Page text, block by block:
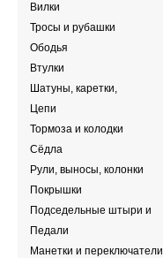
Вилки
Тросы и рубашки
Ободья
Втулки
Шатуны, каретки,
передние звезды
Цепи
Тормоза и колодки
Сёдла
Рули, выносы, колонки
Покрышки
Подседельные штыри и
хомуты
Педали
Манетки и переключатели